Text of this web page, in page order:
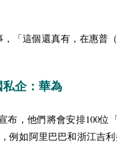
「這個還真有，在惠普
私企：華為
布，他們將會安排100位
例如阿里巴巴和浙江吉利